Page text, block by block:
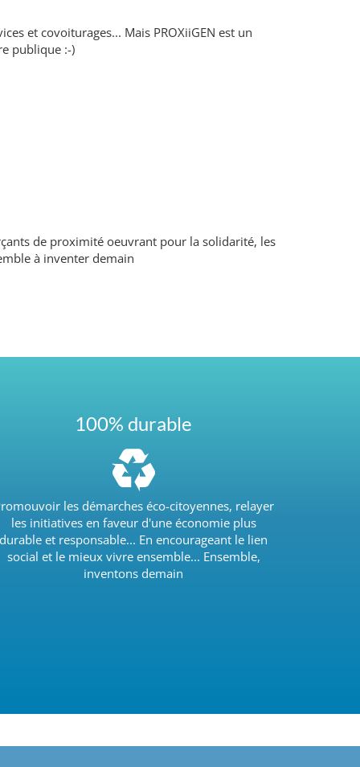
et covoiturages... Mais PROXiiGEN est un
publique :-)
de proximité oeuvrant pour la solidarité, les
à inventer demain
100% durable
les démarches éco-citoyennes, relayer
les initiatives en faveur d'une économie plus
durable et responsable... En encourageant le lien
social et le mieux vivre ensemble... Ensemble,
inventons demain